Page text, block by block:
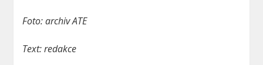
Foto: archiv ATE
Text: redakce